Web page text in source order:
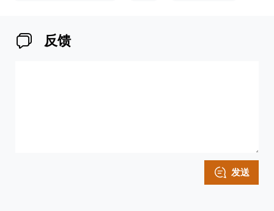
反馈
发送